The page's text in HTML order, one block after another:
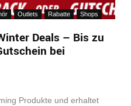
Outlets Rabatte Shops
Deals – Bis zu
bei
Produkte und erhaltet